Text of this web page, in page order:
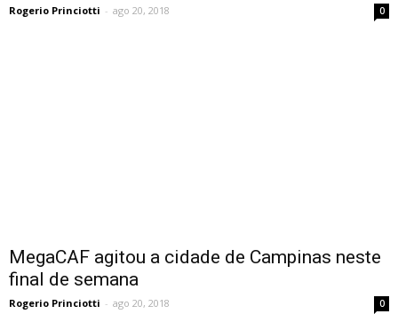
Rogerio Princiotti - ago 20, 2018 0
MegaCAF agitou a cidade de Campinas neste
final de semana
Rogerio Princiotti - ago 20, 2018 0